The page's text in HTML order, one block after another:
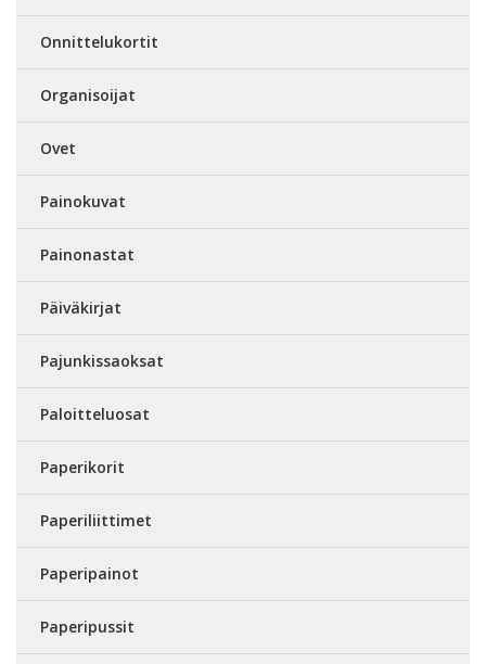
Onnittelukortit
Organisoijat
Ovet
Painokuvat
Painonastat
Päiväkirjat
Pajunkissaoksat
Paloitteluosat
Paperikorit
Paperiliittimet
Paperipainot
Paperipussit